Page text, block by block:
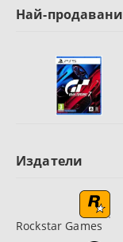
Най-продавани
Издатели
Rockstar Games